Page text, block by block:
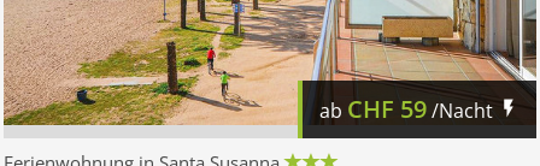
ab CHF 59/Nacht